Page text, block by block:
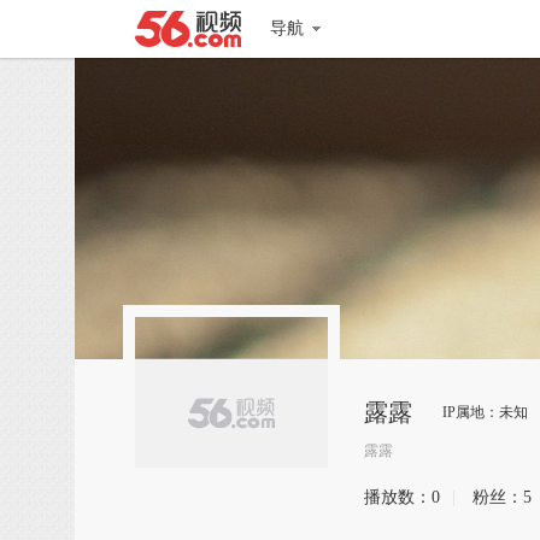
导航
露露 IP属地：未知
露露
播放数： 0 粉丝： 5